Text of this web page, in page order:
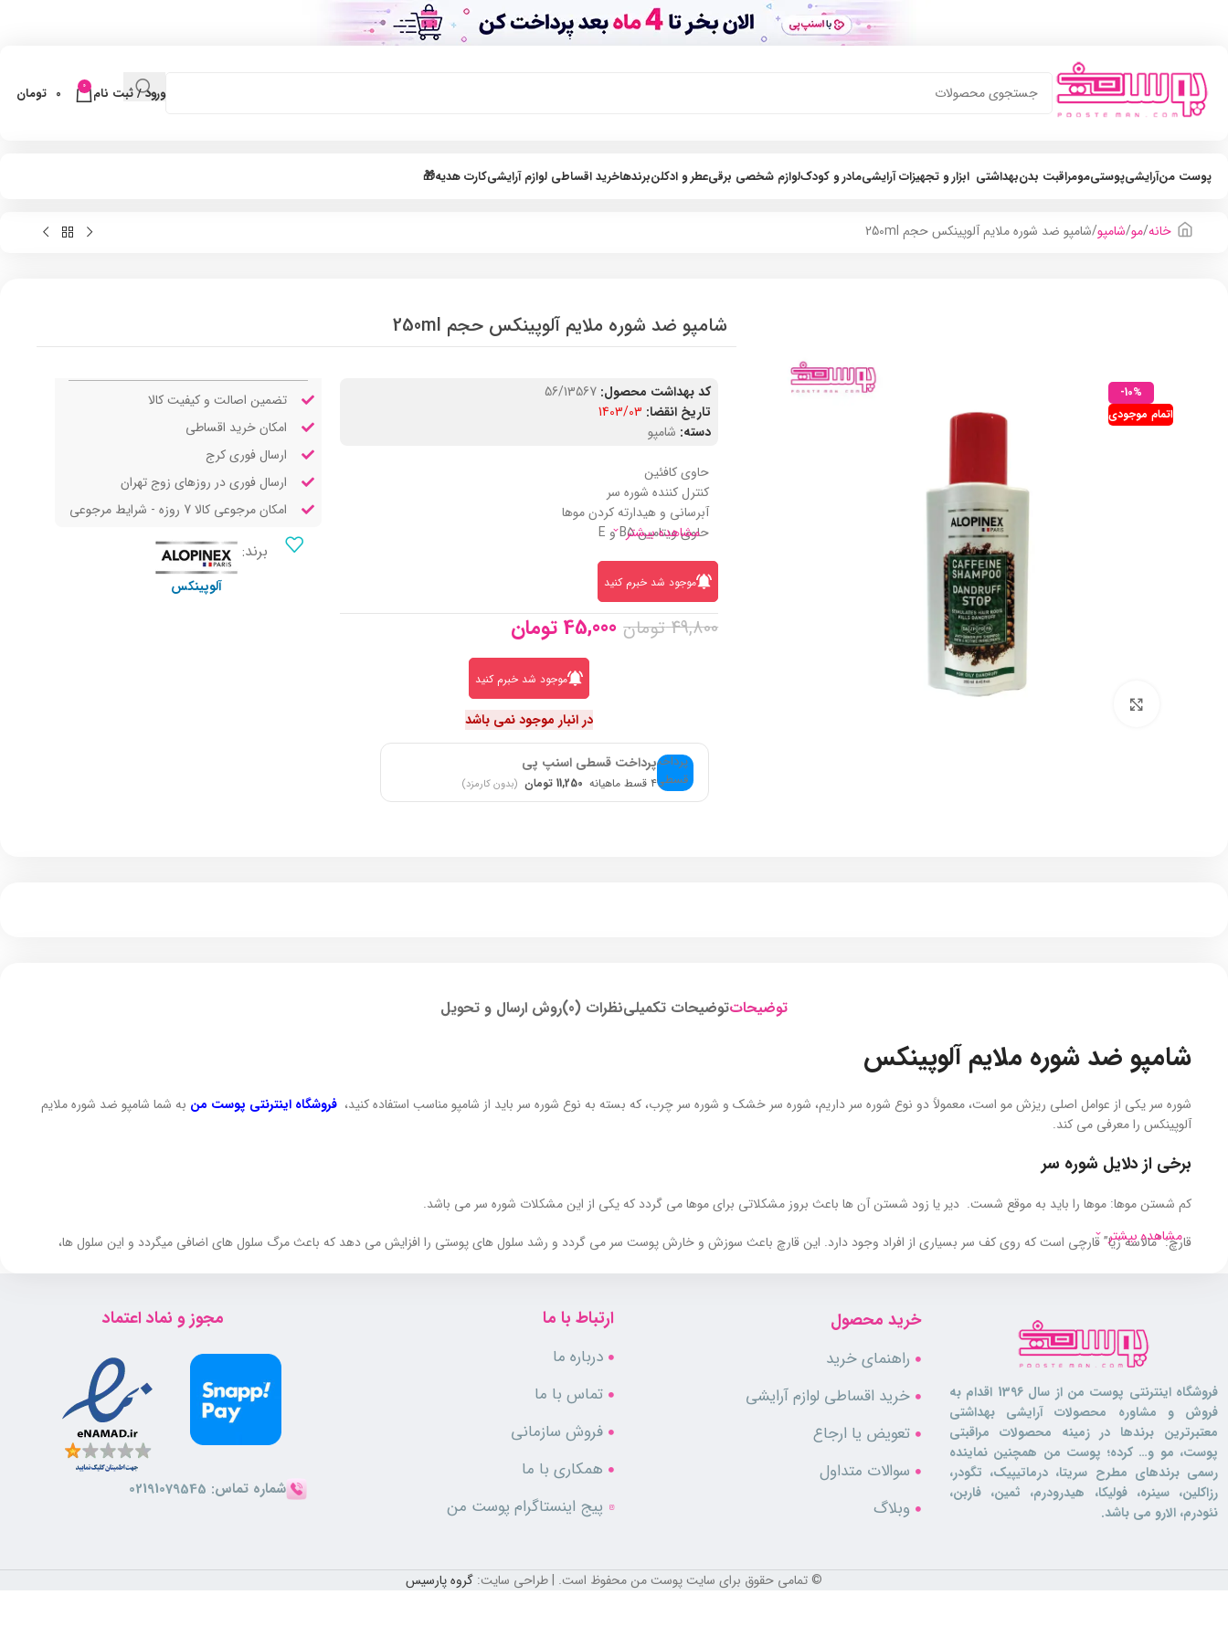
ورود / ثبت نام 0
0 تومان
پوست منآرایشیپوستیمومراقبت بدنبهداشتی ابزار و تجهیزات آرایشیمادر و کودکلوازم شخصی برقیعطر و ادکلنبرندهاخرید اقساطی لوازم آرایشیکارت هدیه🎁
خانه مو شامپو شامپو ضد شوره ملایم آلوپینکس حجم 250ml
-10%
اتمام موجودی
شامپو ضد شوره ملایم آلوپینکس حجم 250ml
کد بهداشت محصول: 56/13567
تاریخ انقضا: 1403/03
دسته: شامپو
حاوی کافئین
کنترل کننده شوره سر
آبرسانی و هیدارته کردن موها
حاوی ویتامین B5 و E
مشاهده بیشتر
موجود شد خبرم کنید
49,800 تومان 45,000 تومان
موجود شد خبرم کنید
در انبار موجود نمی باشد
پرداخت قسطی اسنپ پی
۴ قسط ماهیانه 11,250 تومان (بدون کارمزد)
تضمین اصالت و کیفیت کالا
امکان خرید اقساطی
ارسال فوری کرج
ارسال فوری در روزهای زوج تهران
امکان مرجوعی کالا 7 روزه - شرایط مرجوعی
برند:
آلوپینکس
توضیحاتتوضیحات تکمیلینظرات (0) روش ارسال و تحویل
شامپو ضد شوره ملایم آلوپینکس
شوره سر یکی از عوامل اصلی ریزش مو است، معمولاً دو نوع شوره سر داریم، شوره سر خشک و شوره سر چرب، که بسته به نوع شوره سر باید از شامپو مناسب استفاده کنید، فروشگاه اینترنتی پوست من به شما شامپو ضد شوره ملایم
آلوپینکس را معرفی می کند.
برخی از دلایل شوره سر
کم شستن موها: موها را باید به موقع شست. دیر یا زود شستن آن ها باعث بروز مشکلاتی برای موها می گردد که یکی از این مشکلات شوره سر می باشد.
قارچ: “مالاسه زیا” قارچی است که روی کف سر بسیاری از افراد وجود دارد. این قارچ باعث سوزش و خارش پوست سر می گردد و رشد سلول های پوستی را افزایش می دهد که باعث مرگ سلول های اضافی میگردد و این سلول ها،
پوست چرب و حساس: یکی از رایج ترین دلایل شوره سر است که نشانه آن پوست قرمز و چرب است.
رفع شوره ملایم
و پیشگیری از عود مجدد شوره فرموله
گردیده است.
شامپو ضد شوره ملایمآلوپینکسبا فرمول منحصر بفرد و دارا بودن مواد فعال قادر است با افزایش جریان خون مویرگی در پوست سر و تنظیم ترشح چربی پوست و هیدارته کردن پوست و موهانقشی
موثر در پیشگیری از ریزش مو و درمان شوره سر داشته باشد.
سالیسیلیک اسید، پیریتیون اولامین و فوماریک اسید موجود در این شامپو باعث رفع شوره سر شده و از عود دوباره آن نیز جلوگیری می کند.
آبرسانی و هیدارته کردن موها
مشاهده بیشتر
فروشگاه اینترنتی پوست من از سال 1396 اقدام به
فروش و مشاوره محصولات آرایشی بهداشتی
معتبرترین برندها در زمینه محصولات مراقبتی
پوست، مو و… کرده؛ پوست من همچنین نماینده
رسمی برندهای مطرح سریتا، درماتیپیک، تگودر،
رزاکلین، سینره، فولیکا، هیدرودرم، ثمین، فاربن،
نئودرم، الارو می باشد.
خرید محصول
راهنمای خرید
خرید اقساطی لوازم آرایشی
تعویض یا ارجاع
سوالات متداول
وبلاگ
ارتباط با ما
درباره ما
تماس با ما
فروش سازمانی
همکاری با ما
پیج اینستاگرام پوست من
مجوز و نماد اعتماد
شماره تماس: 02191079545
© تمامی حقوق برای سایت پوست من محفوظ است. | طراحی سایت: گروه پارسیس